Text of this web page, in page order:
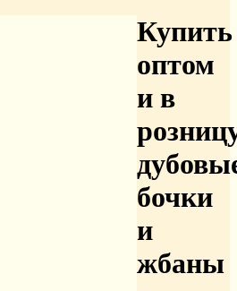
Купить
оптом
и в
бочки
и
жбаны